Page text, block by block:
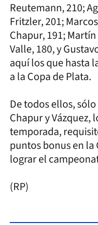
Reutemann, 210;
Fritzler, 201;
Chapur, 191;
Valle, 180, y
aquí los que hasta
a la Copa de Plata.
De todos ellos,
Chapur y Vázquez,
temporada,
puntos bonus en la
lograr el
(RP)